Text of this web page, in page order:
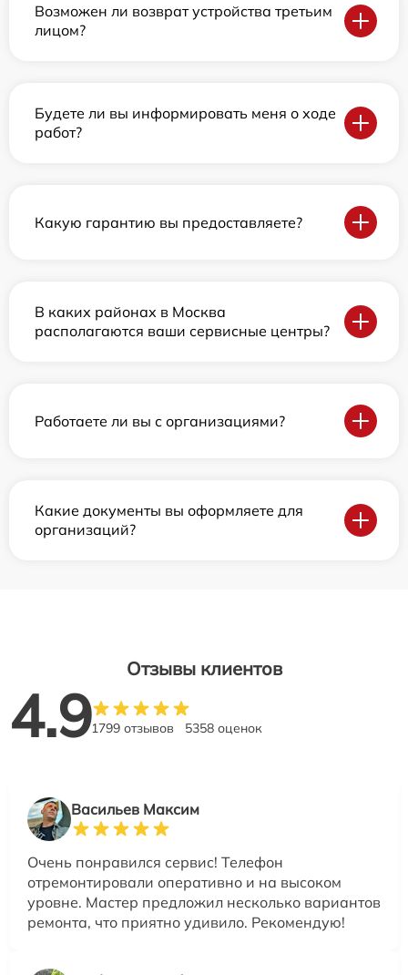
Возможен ли возврат устройства третьим
лицом?
Будете ли вы информировать меня о ходе
работ?
Какую гарантию вы предоставляете?
В каких районах в Москва
располагаются ваши сервисные центры?
Работаете ли вы с организациями?
Какие документы вы оформляете для
организаций?
Отзывы клиентов
4.91799 отзывов 5358 оценок
Васильев Максим
Очень понравился сервис! Телефон
отремонтировали оперативно и на высоком
уровне. Мастер предложил несколько вариантов
ремонта, что приятно удивило. Рекомендую!